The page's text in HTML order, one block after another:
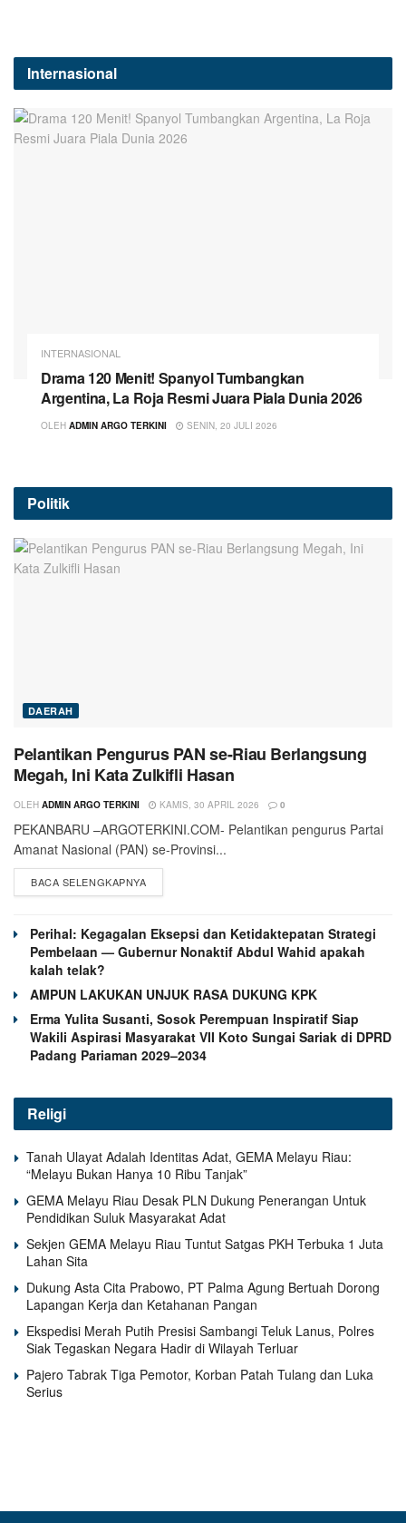
Internasional
INTERNASIONAL
Drama 120 Menit! Spanyol Tumbangkan
Argentina, La Roja Resmi Juara Piala Dunia 2026
OLEH ADMIN ARGO TERKINI SENIN, 20 JULI 2026
Politik
DAERAH
Pelantikan Pengurus PAN se-Riau Berlangsung
Megah, Ini Kata Zulkifli Hasan
OLEH ADMIN ARGO TERKINI KAMIS, 30 APRIL 2026 0
PEKANBARU –ARGOTERKINI.COM- Pelantikan pengurus Partai
Amanat Nasional (PAN) se-Provinsi...
BACA SELENGKAPNYA
Perihal: Kegagalan Eksepsi dan Ketidaktepatan Strategi
Pembelaan — Gubernur Nonaktif Abdul Wahid apakah
kalah telak?
AMPUN LAKUKAN UNJUK RASA DUKUNG KPK
Erma Yulita Susanti, Sosok Perempuan Inspiratif Siap
Wakili Aspirasi Masyarakat VII Koto Sungai Sariak di DPRD
Padang Pariaman 2029–2034
Religi
Tanah Ulayat Adalah Identitas Adat, GEMA Melayu Riau:
“Melayu Bukan Hanya 10 Ribu Tanjak”
GEMA Melayu Riau Desak PLN Dukung Penerangan Untuk
Pendidikan Suluk Masyarakat Adat
Sekjen GEMA Melayu Riau Tuntut Satgas PKH Terbuka 1 Juta
Lahan Sita
Dukung Asta Cita Prabowo, PT Palma Agung Bertuah Dorong
Lapangan Kerja dan Ketahanan Pangan
Ekspedisi Merah Putih Presisi Sambangi Teluk Lanus, Polres
Siak Tegaskan Negara Hadir di Wilayah Terluar
Pajero Tabrak Tiga Pemotor, Korban Patah Tulang dan Luka
Serius